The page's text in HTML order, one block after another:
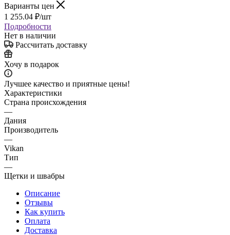
Варианты цен
1 255.04 ₽/шт
Подробности
Нет в наличии
Рассчитать доставку
Хочу в подарок
Лучшее качество и приятные цены!
Характеристики
Страна происхождения
—
Дания
Производитель
—
Vikan
Тип
—
Щетки и швабры
Описание
Отзывы
Как купить
Оплата
Доставка